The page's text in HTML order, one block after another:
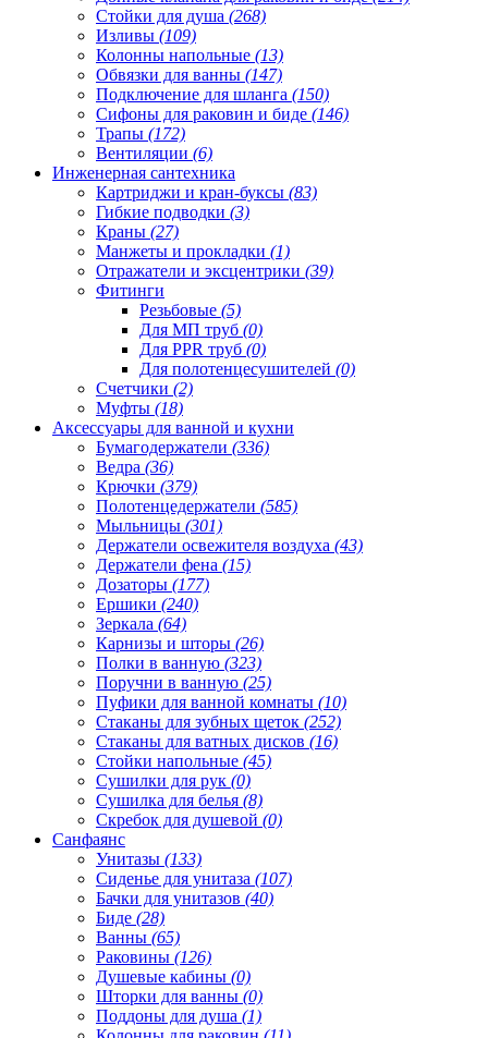
Стойки для душа (268)
Изливы (109)
Колонны напольные (13)
Обвязки для ванны (147)
Подключение для шланга (150)
Сифоны для раковин и биде (146)
Трапы (172)
Вентиляции (6)
Инженерная сантехника
Картриджи и кран-буксы (83)
Гибкие подводки (3)
Краны (27)
Манжеты и прокладки (1)
Отражатели и эксцентрики (39)
Фитинги
Резьбовые (5)
Для МП труб (0)
Для PPR труб (0)
Для полотенцесушителей (0)
Счетчики (2)
Муфты (18)
Аксессуары для ванной и кухни
Бумагодержатели (336)
Ведра (36)
Крючки (379)
Полотенцедержатели (585)
Мыльницы (301)
Держатели освежителя воздуха (43)
Держатели фена (15)
Дозаторы (177)
Ершики (240)
Зеркала (64)
Карнизы и шторы (26)
Полки в ванную (323)
Поручни в ванную (25)
Пуфики для ванной комнаты (10)
Стаканы для зубных щеток (252)
Стаканы для ватных дисков (16)
Стойки напольные (45)
Сушилки для рук (0)
Сушилка для белья (8)
Скребок для душевой (0)
Санфаянс
Унитазы (133)
Сиденье для унитаза (107)
Бачки для унитазов (40)
Биде (28)
Ванны (65)
Раковины (126)
Душевые кабины (0)
Шторки для ванны (0)
Поддоны для душа (1)